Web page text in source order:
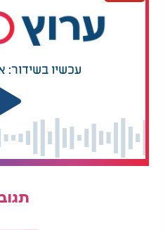
עכשיו בשידור: